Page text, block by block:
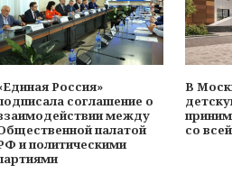
Россия»
соглашение о
между
палатой
и политическими
В
со